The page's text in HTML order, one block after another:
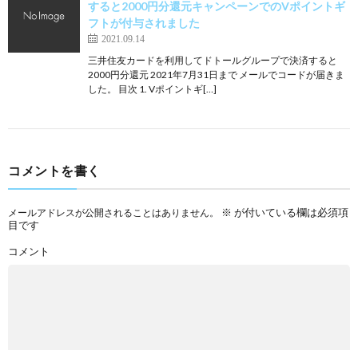
すると2000円分還元キャンペーンでのVポイントギ
フトが付与されました
2021.09.14
三井住友カードを利用してドトールグループで決済すると
2000円分還元 2021年7月31日まで メールでコードが届きま
した。 目次 1. Vポイントギ[…]
コメントを書く
メールアドレスが公開されることはありません。 ※ が付いている欄は必須項
目です
コメント